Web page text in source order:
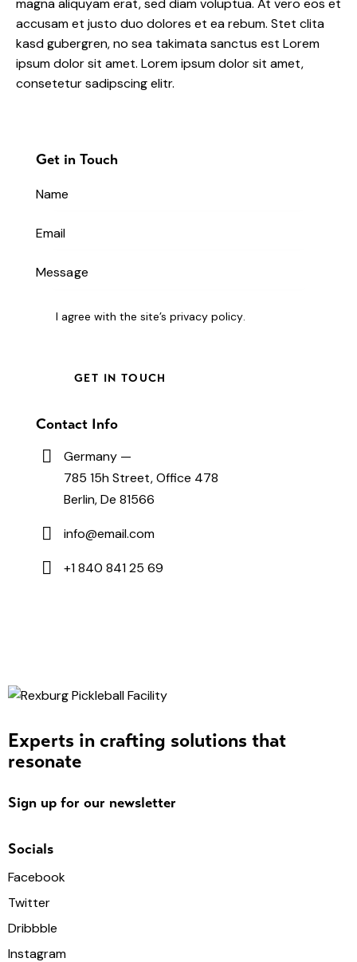
magna aliquyam erat, sed diam voluptua. At vero eos et
accusam et justo duo dolores et ea rebum. Stet clita
kasd gubergren, no sea takimata sanctus est Lorem
ipsum dolor sit amet. Lorem ipsum dolor sit amet,
consetetur sadipscing elitr.
Get in Touch
I agree with the site’sprivacy policy.
Contact Info
Germany —
785 15h Street, Office 478
Berlin, De 81566
info@email.com
+1 840 841 25 69
Experts in crafting solutions that
resonate
Sign up for our newsletter
Socials
Facebook
Twitter
Dribbble
Instagram